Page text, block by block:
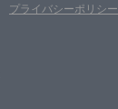
プライバシーポリシー